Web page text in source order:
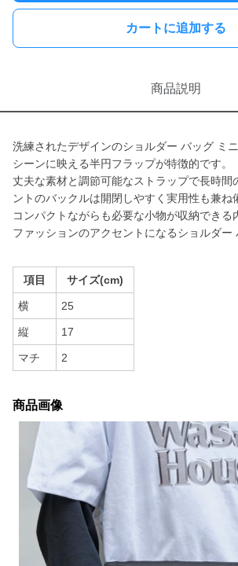
カートに追加する
商品説明
洗練されたデザインのショルダー バッグ ミ
シーンに映える半円フラップが特徴的です。
丈夫な素材と調節可能なストラップで長時間
ントのバックルは開閉しやすく実用性も兼ね
コンパクトながらも必要な小物が収納できる
ファッションのアクセントになるショルダー
項目 サイズ(cm)
横 25
縦 17
マチ 2
商品画像